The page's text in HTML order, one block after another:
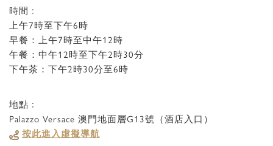
時間﹕
上午7時至下午6時
早餐：上午7時至中午12時
午餐：中午12時至下午2時30分
下午茶：下午2時30分至6時
地點﹕
Palazzo Versace 澳門地面層G13號（酒店入口）
按此進入虛擬導航